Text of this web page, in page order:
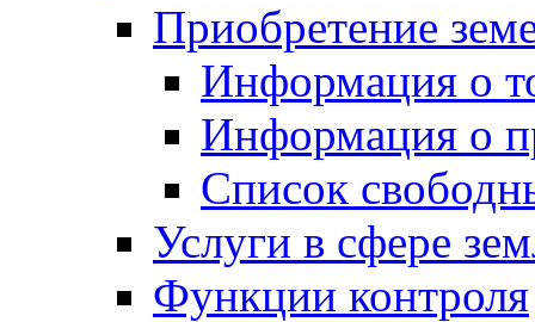
Приобретение
Информация о
Информация о
Список
Услуги в сфере
Функции контроля